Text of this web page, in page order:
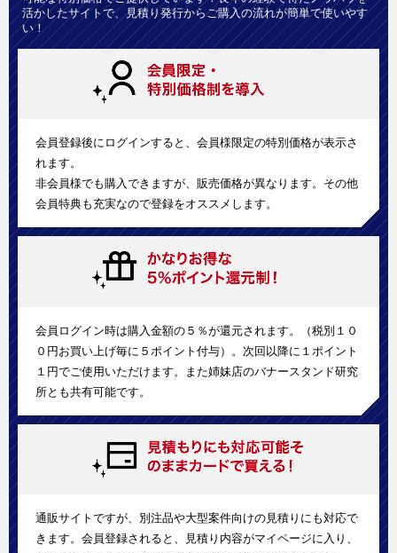
活かしたサイトで、見積り発行からご購入の流れが簡単で使いやす
い！
会員登録後にログインすると、会員様限定の特別価格が表示さ
れます。
非会員様でも購入できますが、販売価格が異なります。その他
会員特典も充実なので登録をオススメします。
会員ログイン時は購入金額の５％が還元されます。（税別１０
０円お買い上げ毎に５ポイント付与）。次回以降に１ポイント
１円でご使用いただけます。また姉妹店のバナースタンド研究
所とも共有可能です。
通販サイトですが、別注品や大型案件向けの見積りにも対応で
きます。会員登録されると、見積り内容がマイページに入り、